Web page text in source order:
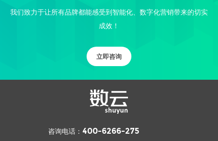
我们致力于让所有品牌都能感受到智能化、数字化营销带来的切实
成效！
立即咨询
咨询电话： 400-6266-275